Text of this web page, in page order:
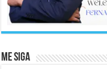
Me Siga